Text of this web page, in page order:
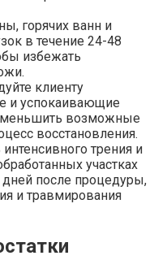
горячих ванн и
в течение 24-48
избежать
клиенту
и успокаивающие
возможные
восстановления.
трения и
участках
после процедуры,
и травмирования